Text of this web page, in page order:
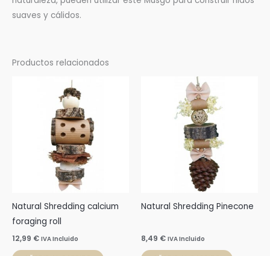
suaves y cálidos.
Productos relacionados
Natural Shredding calcium
foraging roll
12,99 € IVA Incluido
Natural Shredding Pinecone
8,49 € IVA Incluido